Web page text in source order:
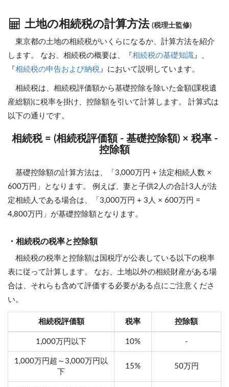
土地の相続税の計算方法(税理士監修)
東京都の土地の相続税がいくらになるか、計算方法を紹介
します。 なお、相続税の概要は、『 相続税の基礎知識』、
『 相続税の申告および納税』において説明しています。
相続税は、相続税評価額から基礎控除を除いた金額(課税遺
産総額)に税率を掛け、控除額を引いて計算します。 計算式は
以下の通りです。
相続税 = (相続税評価額 - 基礎控除額) × 税率 -
控除額
基礎控除額の計算方法は、「3,000万円 + 法定相続人数 ×
600万円」となります。 例えば、妻と子供2人の合計3人が法
定相続人である場合は、「3,000万円 + 3人 × 600万円 =
4,800万円」が基礎控除額となります。
・相続税の税率と控除額
相続税の税率と控除額は国税庁が公表している以下の税率
表に従って計算します。 なお、土地以外の相続財産がある場
合は、それらも含めて評価する必要がある点にご注意くださ
い。
相続税評価額 税率 控除額
1,000万円以下 10% -
1,000万円超～3,000万円以
下
15% 50万円